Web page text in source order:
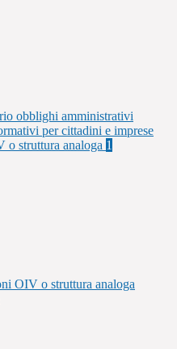
obblighi amministrativi
per cittadini e imprese
o struttura analoga 1
OIV o struttura analoga